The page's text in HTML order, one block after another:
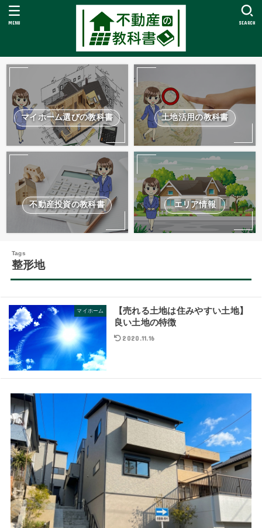
SEARCH
MENU
マイホーム選びの教科書 土地活用の教科書
不動産投資の教科書 エリア情報
整形地
マイホーム
【売れる土地は住みやすい土地】
良い土地の特徴
2020.11.16